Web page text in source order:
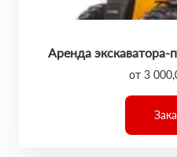
Аренда экскаватора-
от 3